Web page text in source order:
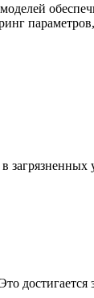
загрязненных
достигается